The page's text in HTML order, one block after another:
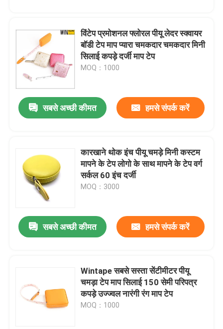
विंटेप प्रमोशनल फ्लोरल पीयू लेदर स्क्वायर
बॉडी टेप माप प्यारा चमकदार चमकदार मिनी
सिलाई कपड़े दर्जी माप टेप
MOQ：1000
सबसे अच्छी कीमत हमसे संपर्क करें
कारखाने थोक इंच पीयू चमड़े मिनी कस्टम
मापने के टेप लोगो के साथ मापने के टेप वर्ग
सर्कल 60 इंच दर्जी
MOQ：3000
सबसे अच्छी कीमत हमसे संपर्क करें
Wintape सबसे सस्ता सेंटीमीटर पीयू
चमड़ा टेप माप सिलाई 150 सेमी परिपत्र
कपड़े उज्ज्वल नारंगी रंग माप टेप
MOQ：1000